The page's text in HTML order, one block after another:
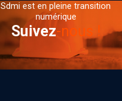
Sdmi est en pleine transition
numérique
Suivez-nous !